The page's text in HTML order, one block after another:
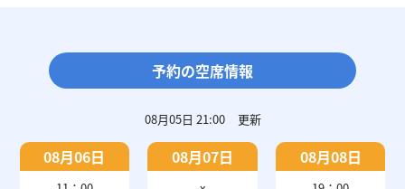
予約の空席情報
08月05日 21:00 更新
08月06日 08月07日 08月08日